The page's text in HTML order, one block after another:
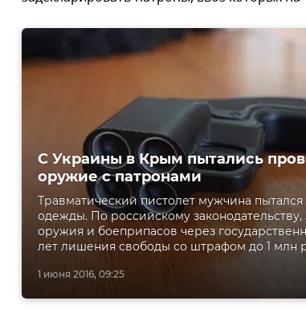
1 июня 2016, 09:25
С Украины в Крым пытались
оружие с патронами
Травматический пистолет мужчина
одежды. По российскому
оружия и боеприпасов через
лет лишения свободы со штрафом до 1 млн